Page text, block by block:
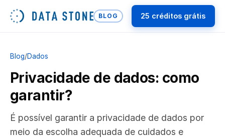
BLOG 25 créditos grátis
Blog/Dados
Privacidade de dados: como
garantir?
É possível garantir a privacidade de dados por
meio da escolha adequada de cuidados e